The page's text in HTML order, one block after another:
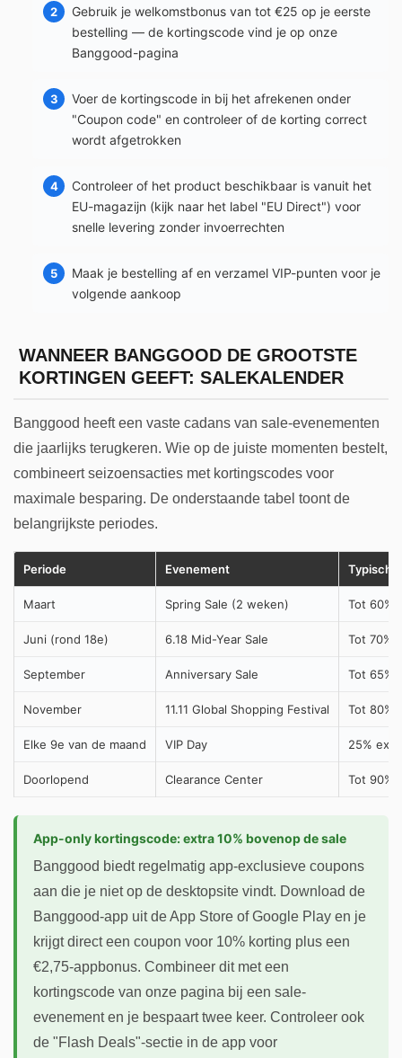
Gebruik je welkomstbonus van tot €25 op je eerste
bestelling — de kortingscode vind je op onze
Banggood-pagina
Voer de kortingscode in bij het afrekenen onder
"Coupon code" en controleer of de korting correct
wordt afgetrokken
Controleer of het product beschikbaar is vanuit het
EU-magazijn (kijk naar het label "EU Direct") voor
snelle levering zonder invoerrechten
Maak je bestelling af en verzamel VIP-punten voor je
volgende aankoop
WANNEER BANGGOOD DE GROOTSTE
KORTINGEN GEEFT: SALEKALENDER
Banggood heeft een vaste cadans van sale-evenementen
die jaarlijks terugkeren. Wie op de juiste momenten bestelt,
combineert seizoensacties met kortingscodes voor
maximale besparing. De onderstaande tabel toont de
belangrijkste periodes.
Periode Evenement
Maart Spring Sale (2 weken) Tot 60%
Juni (rond 18e) 6.18 Mid-Year Sale Tot 70%
September Anniversary Sale Tot 65%
November 11.11 Global Shopping Festival Tot 80%
Elke 9e van de maand VIP Day 25%
Doorlopend Clearance Center Tot 90%
App-only kortingscode: extra 10% bovenop de sale
Banggood biedt regelmatig app-exclusieve coupons
aan die je niet op de desktopsite vindt. Download de
Banggood-app uit de App Store of Google Play en je
krijgt direct een coupon voor 10% korting plus een
€2,75-appbonus. Combineer dit met een
kortingscode van onze pagina bij een sale-
evenement en je bespaart twee keer. Controleer ook
de "Flash Deals"-sectie in de app voor